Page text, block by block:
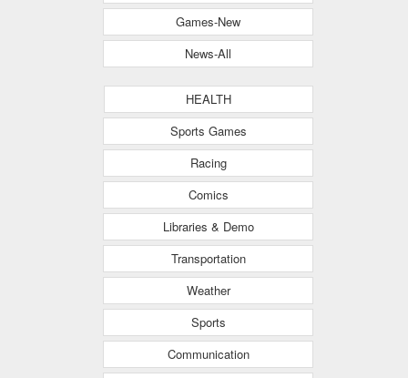
Games-New
News-All
HEALTH
Sports Games
Racing
Comics
Libraries & Demo
Transportation
Weather
Sports
Communication